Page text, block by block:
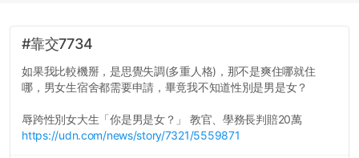
#靠交7734
如果我比較機掰，是思覺失調(多重人格)，那不是爽住哪就住
哪，男女生宿舍都需要申請，畢竟我不知道性別是男是女？
辱跨性別女大生「你是男是女？」 教官、學務長判賠20萬
https://udn.com/news/story/7321/5559871